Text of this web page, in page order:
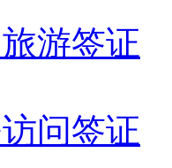
游签证
问签证